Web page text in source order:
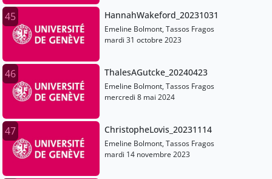
45 HannahWakeford_20231031
Emeline Bolmont, Tassos Fragos
mardi 31 octobre 2023
46 ThalesAGutcke_20240423
Emeline Bolmont, Tassos Fragos
mercredi 8 mai 2024
47 ChristopheLovis_20231114
Emeline Bolmont, Tassos Fragos
mardi 14 novembre 2023